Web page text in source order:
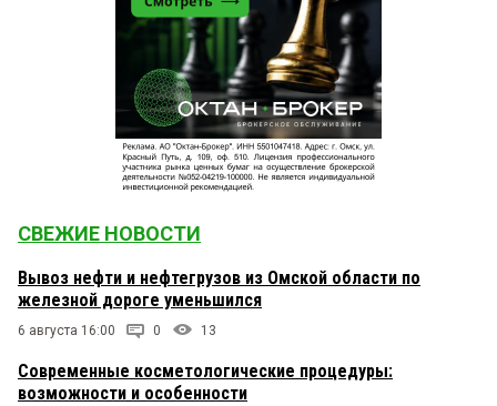
СВЕЖИЕ НОВОСТИ
Вывоз нефти и нефтегрузов из Омской области по
железной дороге уменьшился
6 августа 16:00 0 13
Современные косметологические процедуры:
возможности и особенности